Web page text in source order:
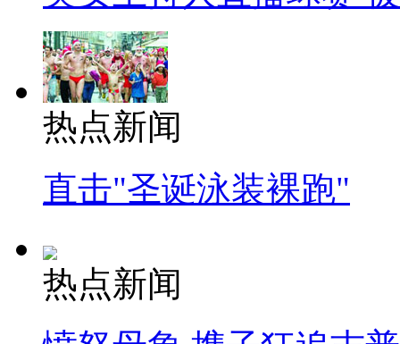
热点新闻
直击"圣诞泳装裸跑"
热点新闻